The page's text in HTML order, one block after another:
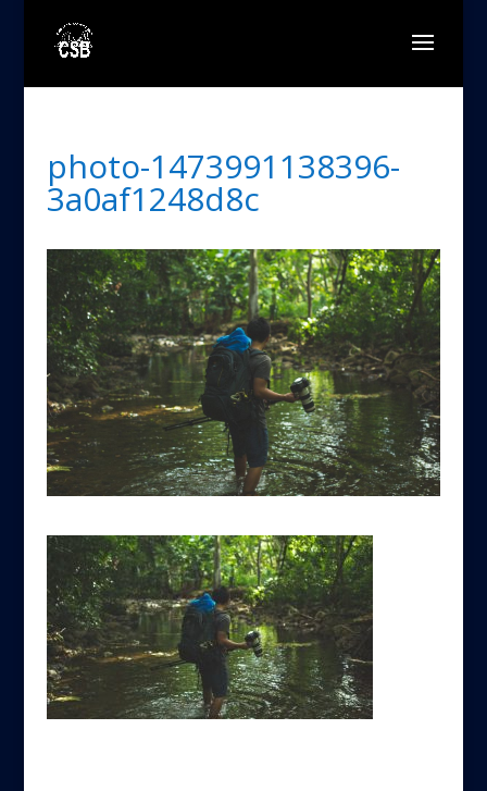
photo-1473991138396-
3a0af1248d8c